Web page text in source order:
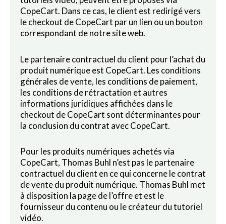
CopeCart. Dans ce cas, le client est redirigé vers
le checkout de CopeCart par un lien ou un bouton
correspondant de notre site web.
Le partenaire contractuel du client pour l’achat du
produit numérique est CopeCart. Les conditions
générales de vente, les conditions de paiement,
les conditions de rétractation et autres
informations juridiques affichées dans le
checkout de CopeCart sont déterminantes pour
la conclusion du contrat avec CopeCart.
Pour les produits numériques achetés via
CopeCart, Thomas Buhl n’est pas le partenaire
contractuel du client en ce qui concerne le contrat
de vente du produit numérique. Thomas Buhl met
à disposition la page de l’offre et est le
fournisseur du contenu ou le créateur du tutoriel
vidéo.